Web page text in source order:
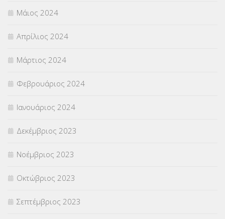
Μάιος 2024
Απρίλιος 2024
Μάρτιος 2024
Φεβρουάριος 2024
Ιανουάριος 2024
Δεκέμβριος 2023
Νοέμβριος 2023
Οκτώβριος 2023
Σεπτέμβριος 2023